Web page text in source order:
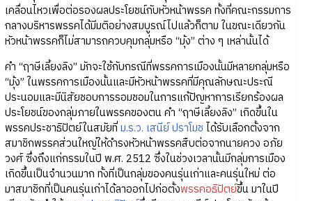
เคลื่อนไหวเพื่อต่อรองผลประโยชน์กับหัวหน้าพรรค ทั้งที่คณะกรรมการ
กลางบริหารพรรคได้มีมติอย่างสมบูรณ์ไปแล้วก็ตาม ในขณะเดียวกัน
หัวหน้าพรรคก็ไม่สามารถควบคุมกลุ่มหรือ “มุ้ง” ต่าง ๆ เหล่านั้นได้
คำ “ฤาษีเลี้ยงลิง” มักจะใช้กับกรณีที่พรรคการเมืองนั้นมีหลายกลุ่มหรือ
“มุ้ง” ในพรรคการเมืองนั้นและมีหัวหน้าพรรคที่มีคุณลักษณะประณี
ประนอมและมีนิสัยชอบการรอมชอมในการแก้ปัญหาการเรียกร้องผล
ประโยชน์ของกลุ่มภายในพรรคของตน คำ “ฤาษีเลี้ยงลิง” เกิดขึ้นใน
พรรคประชาธิปัตย์ในสมัยที่ม.ร.ว. เสนีย์ ปราโมช ได้รับเลือกตั้งจาก
สมาชิกพรรคส่วนใหญ่ให้ดำรงหัวหน้าพรรคสืบต่อจากนายควง อภัย
วงศ์ ซึ่งถึงแก่กรรมในปี พ.ศ. 2512 ซึ่งในช่วงเวลานั้นมีกลุ่มการเมือง
เกิดขึ้นเป็นจำนวนมาก ทั้งที่เป็นกลุ่มของคนรุ่นเก่าและคนรุ่นใหม่ ต่อ
มาสมาชิกที่เป็นคนรุ่นเก่าได้ลาออกไปก่อตั้งพรรคอธิปัตย์ขึ้น มาในปี